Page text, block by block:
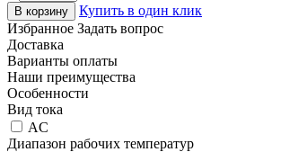
В корзину
Купить в один клик
Избранное Задать вопрос
Доставка
Варианты оплаты
Наши преимущества
Особенности
Вид тока
AC
Диапазон рабочих температур